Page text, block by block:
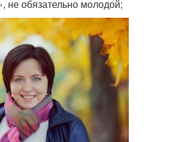
не обязательно молодой;